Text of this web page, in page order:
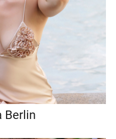
Berlin